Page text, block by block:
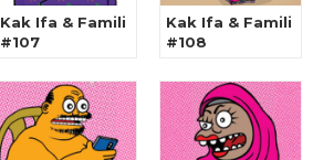
Kak Ifa & Famili
#107
Kak Ifa & Famili
#108